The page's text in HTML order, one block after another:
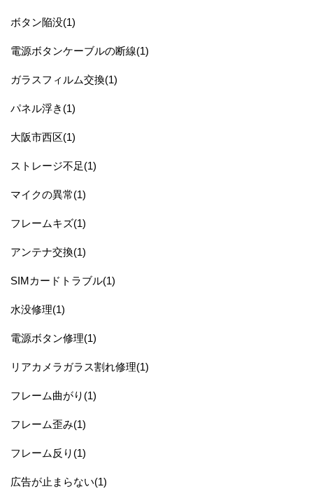
ボタン陥没(1)
電源ボタンケーブルの断線(1)
ガラスフィルム交換(1)
パネル浮き(1)
大阪市西区(1)
ストレージ不足(1)
マイクの異常(1)
フレームキズ(1)
アンテナ交換(1)
SIMカードトラブル(1)
水没修理(1)
電源ボタン修理(1)
リアカメラガラス割れ修理(1)
フレーム曲がり(1)
フレーム歪み(1)
フレーム反り(1)
広告が止まらない(1)